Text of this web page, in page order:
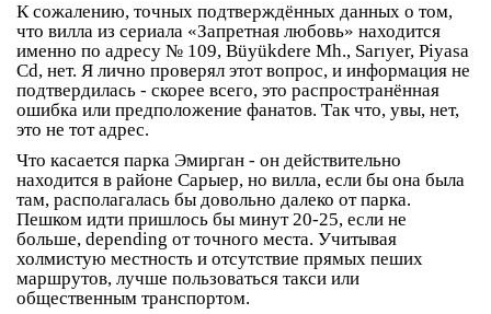
К сожалению, точных подтверждённых данных о том,
что вилла из сериала «Запретная любовь» находится
именно по адресу № 109, Büyükdere Mh., Sarıyer, Piyasa
Cd, нет. Я лично проверял этот вопрос, и информация не
подтвердилась - скорее всего, это распространённая
ошибка или предположение фанатов. Так что, увы, нет,
это не тот адрес.
Что касается парка Эмирган - он действительно
находится в районе Сарыер, но вилла, если бы она была
там, располагалась бы довольно далеко от парка.
Пешком идти пришлось бы минут 20-25, если не
больше, depending от точного места. Учитывая
холмистую местность и отсутствие прямых пеших
маршрутов, лучше пользоваться такси или
общественным транспортом.